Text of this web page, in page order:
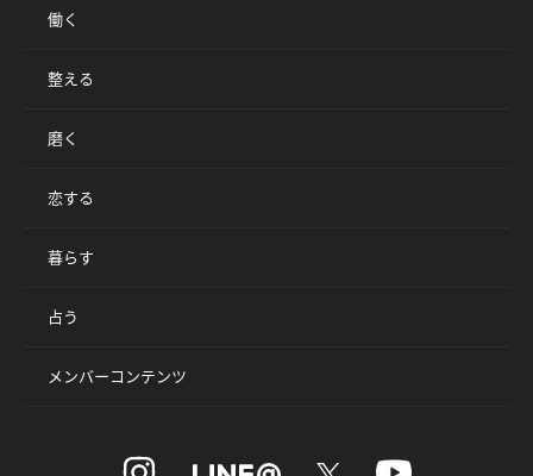
働く
整える
磨く
恋する
暮らす
占う
メンバーコンテンツ